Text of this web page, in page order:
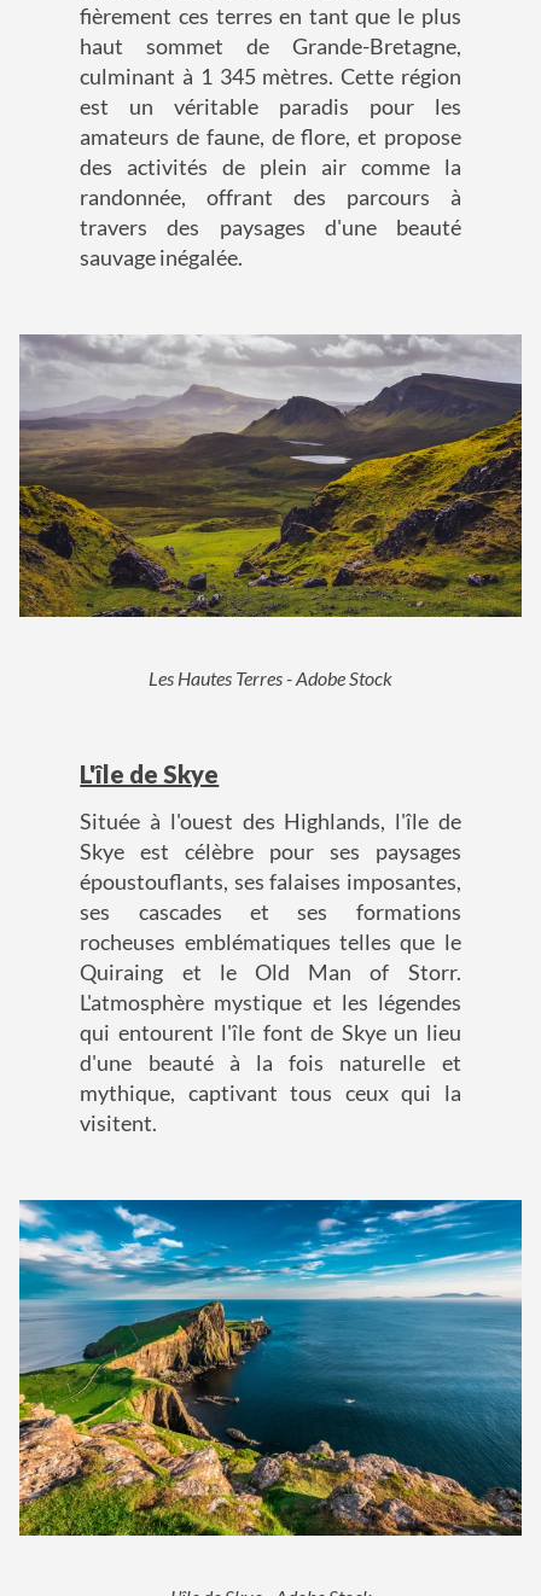
fièrement ces terres en tant que le plus
haut sommet de Grande-Bretagne,
culminant à 1 345 mètres. Cette région
est un véritable paradis pour les
amateurs de faune, de flore, et propose
des activités de plein air comme la
randonnée, offrant des parcours à
travers des paysages d'une beauté
sauvage inégalée.
Les Hautes Terres - Adobe Stock
L'île de Skye
Située à l'ouest des Highlands, l'île de
Skye est célèbre pour ses paysages
époustouflants, ses falaises imposantes,
ses cascades et ses formations
rocheuses emblématiques telles que le
Quiraing et le Old Man of Storr.
L'atmosphère mystique et les légendes
qui entourent l'île font de Skye un lieu
d'une beauté à la fois naturelle et
mythique, captivant tous ceux qui la
visitent.